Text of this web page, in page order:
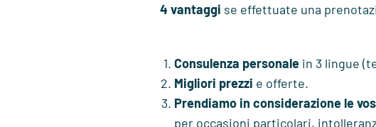
4 vantaggi se effettuate una
Consulenza personale in 3 lingue
Migliori prezzi e offerte.
Prendiamo in considerazione le
per occasioni particolari,